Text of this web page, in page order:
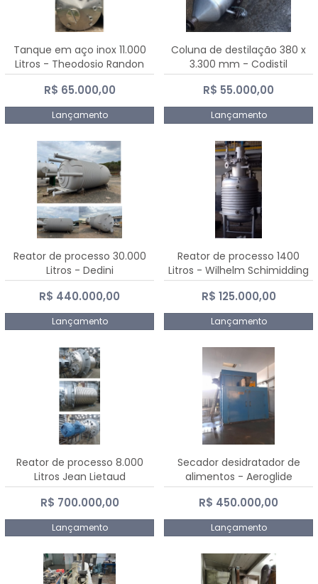
Tanque em aço inox 11.000
Litros - Theodosio Randon
R$ 65.000,00
Lançamento
Coluna de destilação 380 x
3.300 mm - Codistil
R$ 55.000,00
Lançamento
Reator de processo 30.000
Litros - Dedini
R$ 440.000,00
Lançamento
Reator de processo 1400
Litros - Wilhelm Schimidding
R$ 125.000,00
Lançamento
Reator de processo 8.000
Litros Jean Lietaud
R$ 700.000,00
Lançamento
Secador desidratador de
alimentos - Aeroglide
R$ 450.000,00
Lançamento